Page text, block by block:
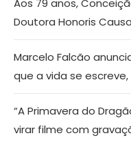
Aos 79 anos,
Doutora Honoris
Marcelo Falcão
que a vida se
“A Primavera do
virar filme com